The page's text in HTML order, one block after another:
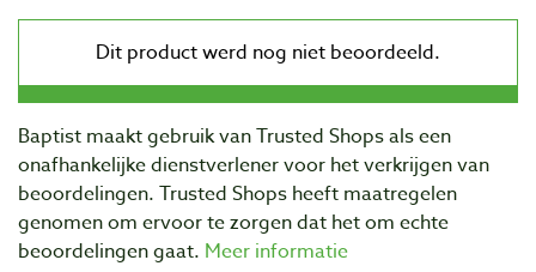
Baptist maakt gebruik van Trusted Shops als een
onafhankelijke dienstverlener voor het verkrijgen van
beoordelingen. Trusted Shops heeft maatregelen
genomen om ervoor te zorgen dat het om echte
beoordelingen gaat. Meer informatie